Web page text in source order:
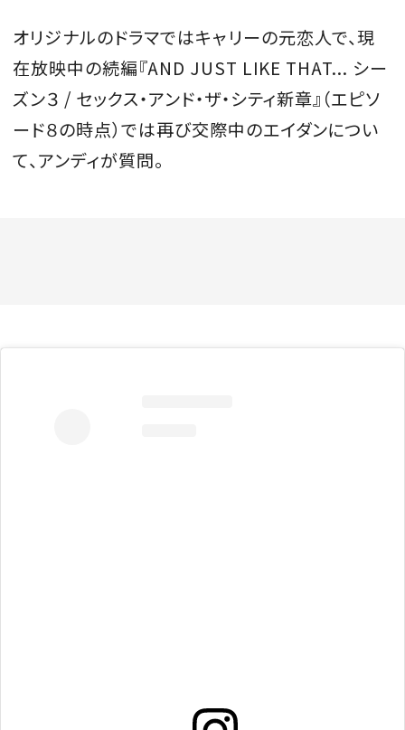
オリジナルのドラマではキャリーの元恋人で、現
在放映中の続編『AND JUST LIKE THAT... シー
ズン３ / セックス・アンド・ザ・シティ新章』（エピソ
ード８の時点）では再び交際中のエイダンについ
て、アンディが質問。